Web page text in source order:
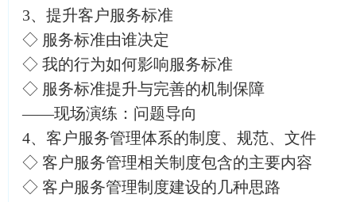
3、提升客户服务标准
◇ 服务标准由谁决定
◇ 我的行为如何影响服务标准
◇ 服务标准提升与完善的机制保障
——现场演练：问题导向
4、客户服务管理体系的制度、规范、文件
◇ 客户服务管理相关制度包含的主要内容
◇ 客户服务管理制度建设的几种思路